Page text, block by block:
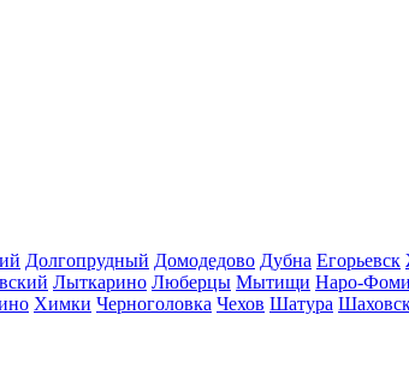
Долгопрудный Домодедово Дубна Егорьевск
Лыткарино Люберцы Мытищи Наро-
Химки Черноголовка Чехов Шатура